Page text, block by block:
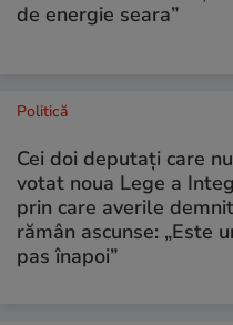
de energie seara”
Politică
Cei doi deputați care
votat noua Lege a
prin care averile
rămân ascunse: „Este
pas înapoi”